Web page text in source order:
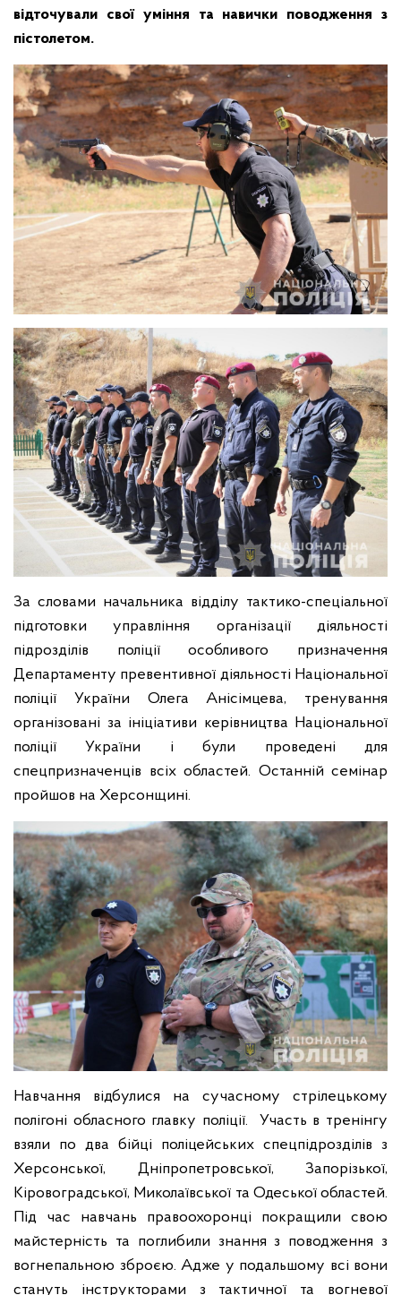
відточували свої уміння та навички поводження з
пістолетом.
За словами начальника відділу тактико-спеціальної
підготовки управління організації діяльності
підрозділів поліції особливого призначення
Департаменту превентивної діяльності Національної
поліції України Олега Анісімцева, тренування
організовані за ініціативи керівництва Національної
поліції України і були проведені для
спецпризначенців всіх областей. Останній семінар
пройшов на Херсонщині.
Навчання відбулися на сучасному стрілецькому
полігоні обласного главку поліції. Участь в тренінгу
взяли по два бійці поліцейських спецпідрозділів з
Херсонської, Дніпропетровської, Запорізької,
Кіровоградської, Миколаївської та Одеської областей.
Під час навчань правоохоронці покращили свою
майстерність та поглибили знання з поводження з
вогнепальною зброєю. Адже у подальшому всі вони
стануть інструкторами з тактичної та вогневої